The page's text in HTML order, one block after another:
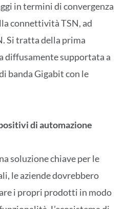
in termini di convergenza
connettività TSN, ad
Si tratta della prima
diffusamente supportata a
banda Gigabit con le
di automazione
soluzione chiave per le
le aziende dovrebbero
i propri prodotti in modo